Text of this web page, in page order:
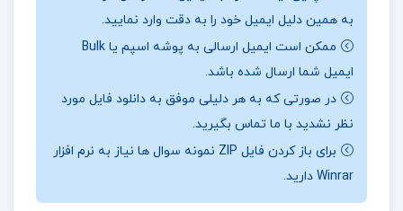
آموزشی آشنا سازد. این رویکرد، به دانشجویان این امکان
را می‌دهد تا اصول تئوریک را به صورت عملی تجربه کنند و
از آن‌ها در بهبود مهارت‌های مدیریتی خود بهره ببرند.
ارزان پی دی اف
نقد و بررسی کتاب احکام کسب و کار محمد تقی
امینی:
به همین دلیل ایمیل خود را به دقت وارد نمایید.
ممکن است ایمیل ارسالی به پوشه اسپم یا Bulk
ایمیل شما ارسال شده باشد.
در صورتی که به هر دلیلی موفق به دانلود فایل مورد
نظر نشدید با ما تماس بگیرید.
برای باز کردن فایل ZIP نمونه سوال ها نیاز به نرم افزار
Winrar دارید.